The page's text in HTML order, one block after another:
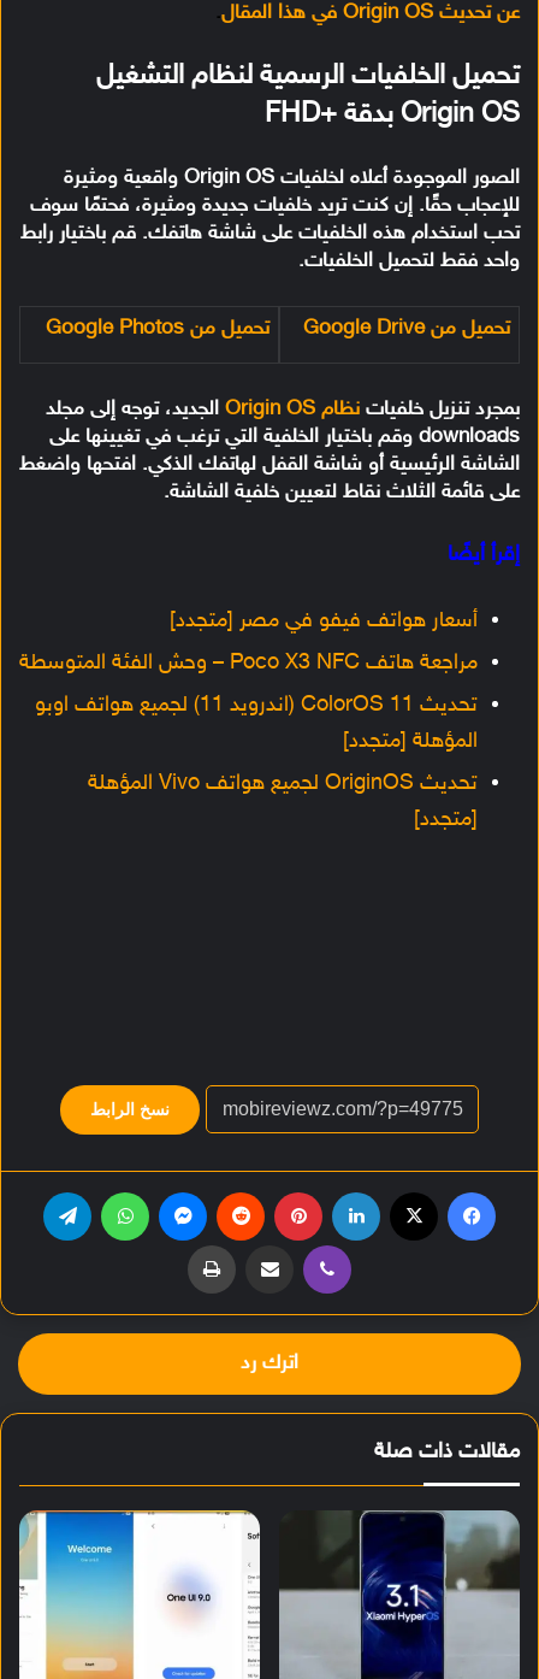
عن تحديث Origin OS في هذا المقال .
تحميل الخلفيات الرسمية لنظام التشغيل
Origin OS بدقة +FHD
الصور الموجودة أعلاه لخلفيات Origin OS واقعية ومثيرة
للإعجاب حقًا. إن كنت تريد خلفيات جديدة ومثيرة، فحتمًا سوف
تحب استخدام هذه الخلفيات على شاشة هاتفك. قم باختيار رابط
واحد فقط لتحميل الخلفيات.
تحميل من Google Drive تحميل من Google Photos
بمجرد تنزيل خلفيات نظام Origin OS
الجديد، توجه إلى مجلد
downloads وقم باختيار الخلفية التي ترغب في تغيينها على
الشاشة الرئيسية أو شاشة القفل لهاتفك الذكي. افتحها واضغط
على قائمة الثلاث نقاط لتعيين خلفية الشاشة.
إقرأ أيضًا
أسعار هواتف فيفو في مصر [متجدد]
مراجعة هاتف Poco X3 NFC – وحش الفئة المتوسطة
تحديث ColorOS 11 (اندرويد 11) لجميع هواتف اوبو
المؤهلة [متجدد]
تحديث OriginOS لجميع هواتف Vivo المؤهلة
[متجدد]
نسخ الرابط
ڤايبر مشاركة عبر البريد طباعة
اترك رد
مقالات ذات صلة